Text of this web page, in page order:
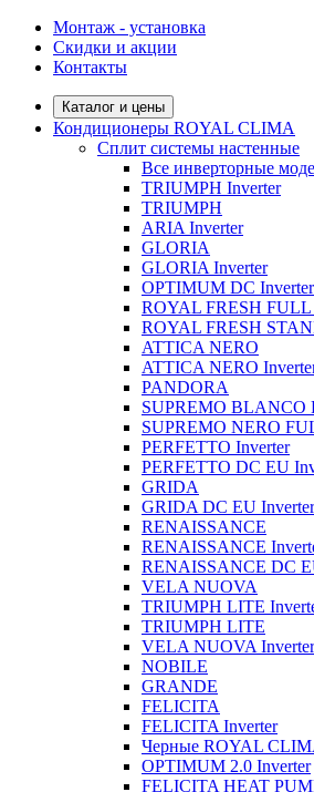
Монтаж - установка
Скидки и акции
Контакты
Каталог и цены
Кондиционеры ROYAL CLIMA
Сплит системы настенные
Все инверторные
TRIUMPH Inverter
TRIUMPH
ARIA Inverter
GLORIA
GLORIA Inverter
OPTIMUM DC Inverter
ROYAL FRESH FULL
ROYAL FRESH
ATTICA NERO
ATTICA NERO
PANDORA
SUPREMO BLANCO
SUPREMO NERO
PERFETTO Inverter
PERFETTO DC EU
GRIDA
GRIDA DC EU Inverter
RENAISSANCE
RENAISSANCE
RENAISSANCE DC
VELA NUOVA
TRIUMPH LITE
TRIUMPH LITE
VELA NUOVA Inverter
NOBILE
GRANDE
FELICITA
FELICITA Inverter
Черные ROYAL
OPTIMUM 2.0 Inverter
FELICITA HEAT